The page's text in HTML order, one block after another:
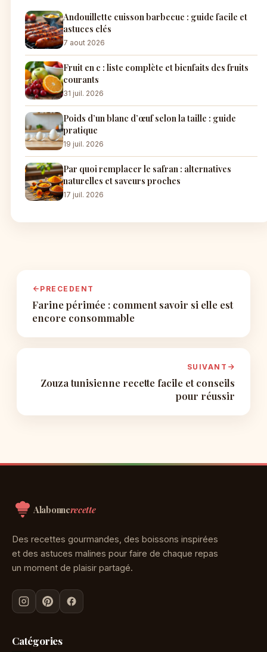
Andouillette cuisson barbecue : guide facile et
astuces clés
7 aout 2026
Fruit en c : liste complète et bienfaits des fruits
courants
31 juil. 2026
Poids d’un blanc d’œuf selon la taille : guide
pratique
19 juil. 2026
Par quoi remplacer le safran : alternatives
naturelles et saveurs proches
17 juil. 2026
PRECEDENT
Farine périmée : comment savoir si elle est
encore consommable
SUIVANT
Zouza tunisienne recette facile et conseils
pour réussir
contenu
Alabonnerecette
Des recettes gourmandes, des boissons inspirées
et des astuces malines pour faire de chaque repas
un moment de plaisir partagé.
Catégories